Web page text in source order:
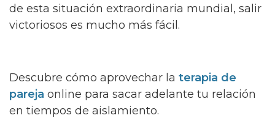
de esta situación extraordinaria mundial, salir
victoriosos es mucho más fácil.
Descubre cómo aprovechar la terapia de
pareja online para sacar adelante tu relación
en tiempos de aislamiento.